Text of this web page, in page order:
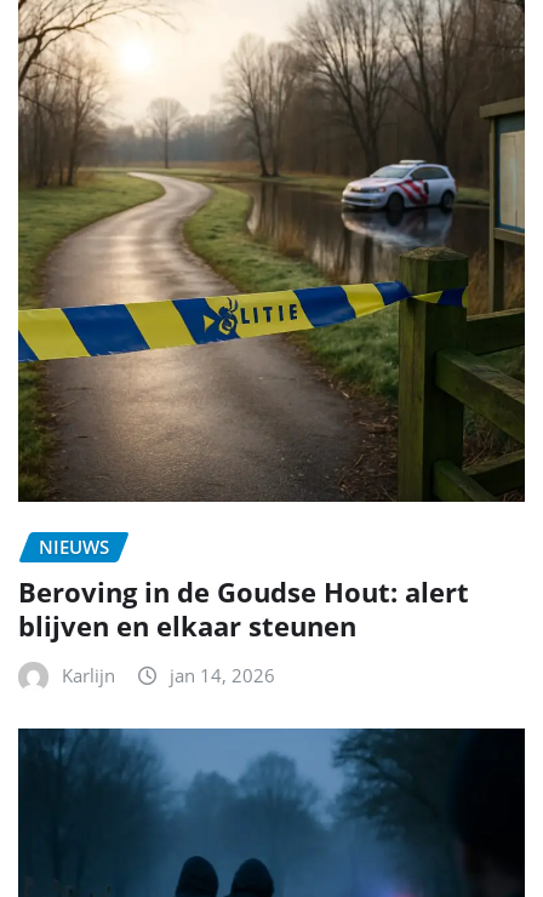
NIEUWS
Beroving in de Goudse Hout: alert
blijven en elkaar steunen
Karlijn jan 14, 2026